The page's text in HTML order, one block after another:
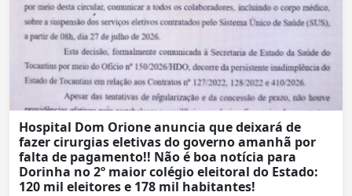
Hospital Dom Orione anuncia que deixará de
fazer cirurgias eletivas do governo amanhã por
falta de pagamento!! Não é boa notícia para
Dorinha no 2º maior colégio eleitoral do Estado:
120 mil eleitores e 178 mil habitantes!